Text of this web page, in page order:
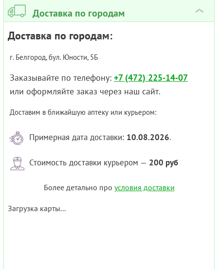
Доставка по городам ›
Доставка по городам:
г. Белгород, бул. Юности, 5Б
Заказывайте по телефону: +7 (472) 225-14-07
или оформляйте заказ через наш сайт.
Доставим в ближайшую аптеку или курьером:
Примерная дата доставки: 10.08.2026.
Стоимость доставки курьером — 200 руб
Более детально про условия доставки
Загрузка карты...